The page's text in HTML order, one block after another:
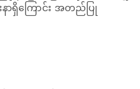
းနာရှိကြောင်း အတည်ပြု